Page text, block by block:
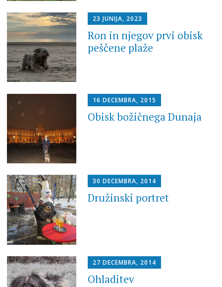
23 JUNIJA, 2023
Ron in njegov prvi obisk
peščene plaže
16 DECEMBRA, 2015
Obisk božičnega Dunaja
30 DECEMBRA, 2014
Družinski portret
27 DECEMBRA, 2014
Ohladitev